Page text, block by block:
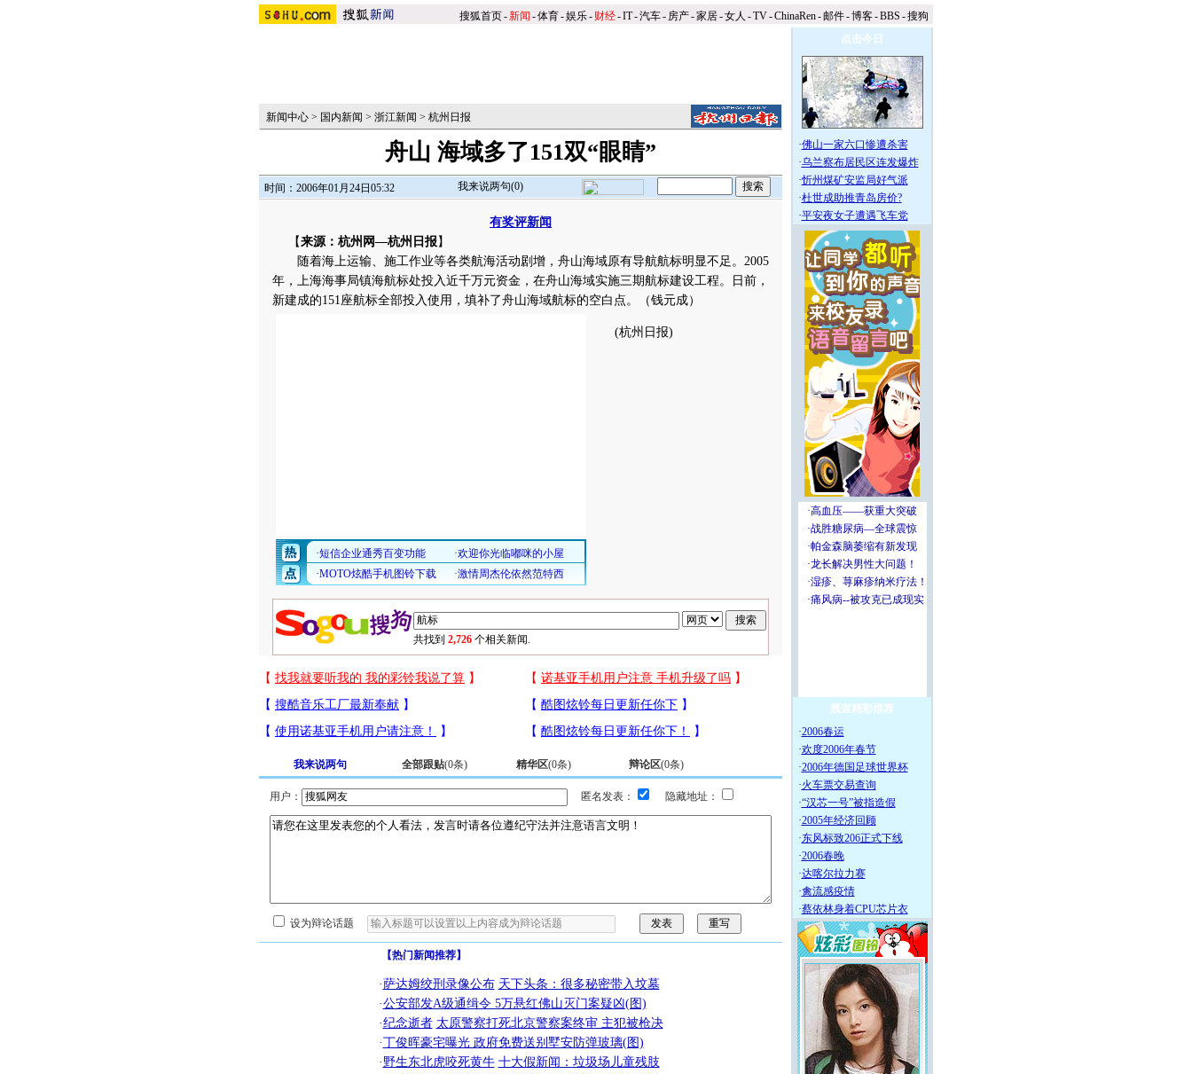
搜狐首页-新闻 -体育-娱乐- 财经-IT-汽车- 房产-家居-女人 -TV-ChinaRen-邮件-博客-BBS -搜狗
新闻中心 > 国内新闻 > 浙江新闻 > 杭州日报
舟山 海域多了151双“眼睛”
时间：2006年01月24日05:32 我来说两句(0)
有奖评新闻
【来源：杭州网—杭州日报】
随着海上运输、施工作业等各类航海活动剧增，舟山海域原有导航航标明显不足。2005
年，上海海事局镇海航标处投入近千万元资金，在舟山海域实施三期航标建设工程。日前，
新建成的151座航标全部投入使用，填补了舟山海域航标的空白点。
（钱元成）
(杭州日报)
共找到 2,726 个相关新闻.
我来说两句 全部跟贴(0条) 精华区(0条) 辩论区(0条)
用户： 匿名发表： 隐藏地址：
设为辩论话题
【热门新闻推荐】
·萨达姆绞刑录像公布 天下头条：很多秘密带入坟墓
·公安部发A级通缉令 5万悬红佛山灭门案疑凶(图)
·纪念逝者 太原警察打死北京警察案终审 主犯被枪决
·丁俊晖豪宅曝光 政府免费送别墅安防弹玻璃(图)
·野生东北虎咬死黄牛 十大假新闻：垃圾场儿童残肢
点击今日
·佛山一家六口惨遭杀害
·乌兰察布居民区连发爆炸
·忻州煤矿安监局好气派
·杜世成助推青岛房价?
·平安夜女子遭遇飞车党
频道精彩推荐
·2006春运
·欢度2006年春节
·2006年德国足球世界杯
·火车票交易查询
·“汉芯一号”被指造假
·2005年经济回顾
·东风标致206正式下线
·2006春晚
·达喀尔拉力赛
·禽流感疫情
·蔡依林身着CPU芯片衣